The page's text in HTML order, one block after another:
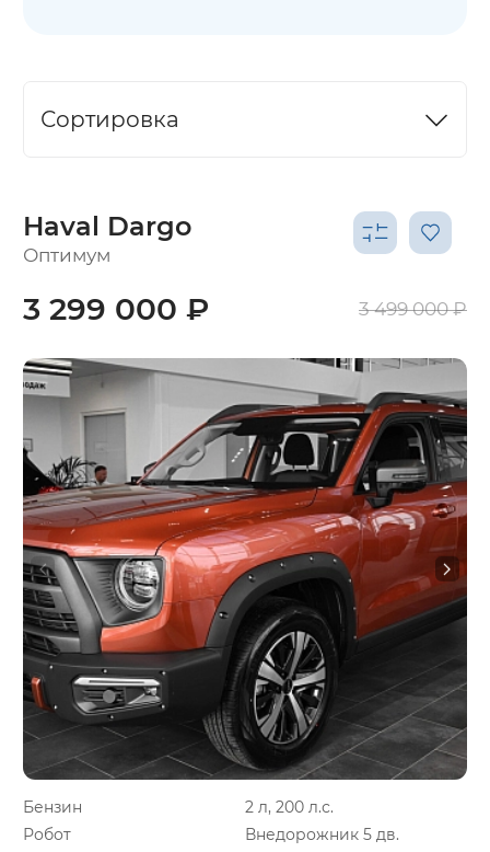
Сортировка
Haval Dargo
Оптимум
Бензин
2 л, 200 л.с.
Робот
Внедорожник 5 дв.
3 299 000 ₽ 3 499 000 ₽